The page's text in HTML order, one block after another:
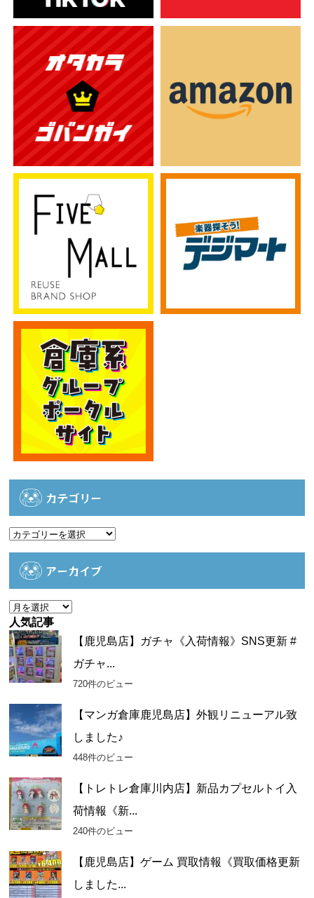
カテゴリー
カ
アーカイブ
ア
ー
カ
イ
ブ
人気記事
【鹿児島店】ガチャ《入荷情報》SNS更新 #
ガチャ...
720件のビュー
【マンガ倉庫鹿児島店】外観リニューアル致
しました♪
448件のビュー
【トレトレ倉庫川内店】新品カプセルトイ入
荷情報《新...
240件のビュー
【鹿児島店】ゲーム 買取情報《買取価格更新
しました...